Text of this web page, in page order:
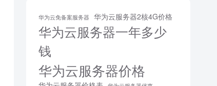
华为云免备案服务器 华为云服务器2核4G价格
华为云服务器一年多少
钱
华为云服务器价格